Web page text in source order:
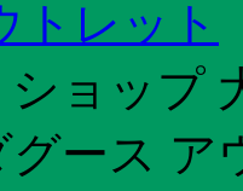
トレット
ョップ
グース ア